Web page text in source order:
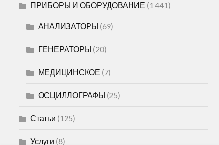
ПРИБОРЫ И ОБОРУДОВАНИЕ (1 441)
АНАЛИЗАТОРЫ (69)
ГЕНЕРАТОРЫ (20)
МЕДИЦИНСКОЕ (7)
ОСЦИЛЛОГРАФЫ (25)
Статьи (125)
Услуги (8)